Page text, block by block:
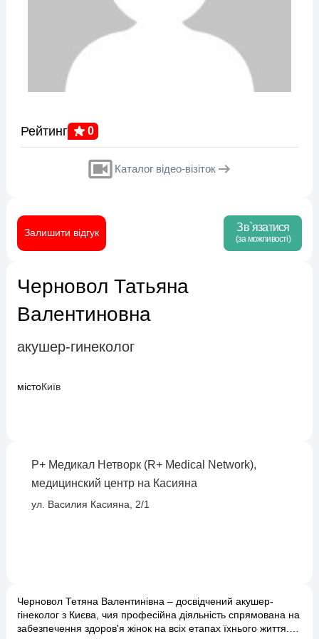
Рейтинг 0
Каталог відео-візіток
Залишити відгук Зв`язатися
(за можливості)
Черновол Татьяна
Валентиновна
акушер-гинеколог
містоКиїв
Р+ Медикал Нетворк (R+ Medical Network),
медицинский центр на Касияна
ул. Василия Касияна, 2/1
Черновол Тетяна Валентинівна – досвідчений акушер-
гінеколог з Києва, чия професійна діяльність спрямована на
забезпечення здоров'я жінок на всіх етапах їхнього життя.